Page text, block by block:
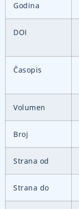
Godina
DOI
Časopis
Volumen
Broj
Strana od
Strana do